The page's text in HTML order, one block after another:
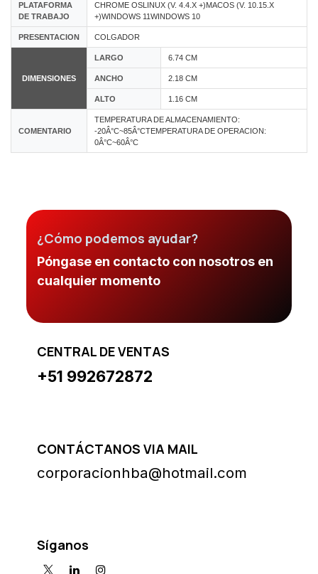
PLATAFORMA
DE TRABAJO
CHROME OSLINUX (V. 4.4.X +)MACOS (V. 10.15.X
+)WINDOWS 11WINDOWS 10
PRESENTACION COLGADOR
DIMENSIONES
LARGO 6.74 CM
ANCHO 2.18 CM
ALTO 1.16 CM
COMENTARIO
TEMPERATURA DE ALMACENAMIENTO:
-20Â°C~85Â°CTEMPERATURA DE OPERACION:
0Â°C~60Â°C
¿Cómo podemos ayudar?
Póngase en contacto con nosotros en
cualquier momento
CENTRAL DE VENTAS
+51 992672872
CONTÁCTANOS VIA MAIL
corporacionhba@hotmail.com
Síganos